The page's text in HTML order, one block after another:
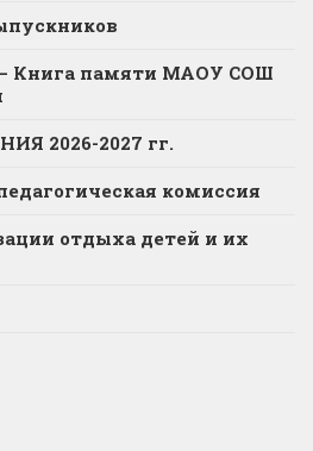
Книга памяти МАОУ СОШ
2026-2027 гг.
комиссия
отдыха детей и их